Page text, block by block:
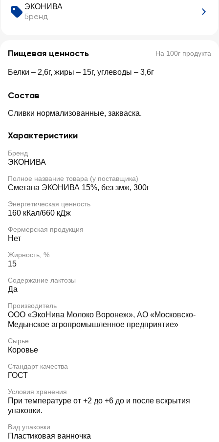
ЭКОНИВА
Бренд
Пищевая ценность На 100г продукта
Белки – 2,6г, жиры – 15г, углеводы – 3,6г
Состав
Сливки нормализованные, закваска.
Характеристики
Бренд
ЭКОНИВА
Полное название товара (у поставщика)
Сметана ЭКОНИВА 15%, без змж, 300г
Энергетическая ценность
160 кКал/660 кДж
Фермерская продукция
Нет
Жирность, %
15
Содержание лактозы
Да
Производитель
ООО «ЭкоНива Молоко Воронеж», АО «Московско-
Медынское агропромышленное предприятие»
Сырье
Коровье
Стандарт качества
ГОСТ
Условия хранения
При температуре от +2 до +6 до и после вскрытия
упаковки.
Вид упаковки
Пластиковая ванночка